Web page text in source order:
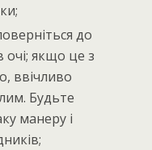
до
очі; якщо це з
ввічливо
Будьте
манеру і